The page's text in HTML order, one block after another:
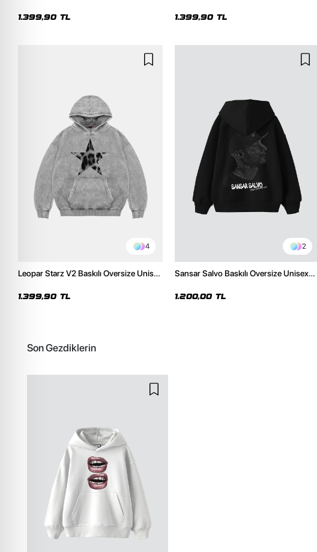
1.399,90 TL 1.399,90 TL
4
Leopar Starz V2 Baskılı Oversize Unisex
1.399,90 TL
2
Sansar Salvo Baskılı Oversize Unisex
1.200,00 TL
Son Gezdiklerin